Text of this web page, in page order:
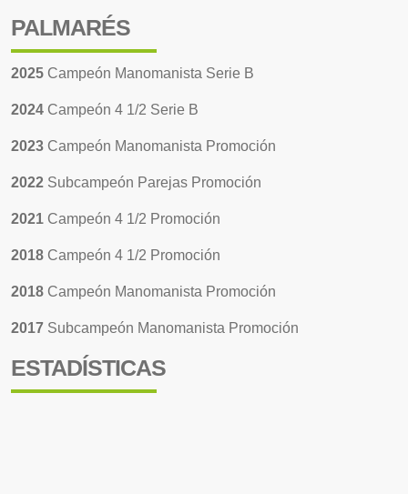
PALMARÉS
2025 Campeón Manomanista Serie B
2024 Campeón 4 1/2 Serie B
2023 Campeón Manomanista Promoción
2022 Subcampeón Parejas Promoción
2021 Campeón 4 1/2 Promoción
2018 Campeón 4 1/2 Promoción
2018 Campeón Manomanista Promoción
2017 Subcampeón Manomanista Promoción
ESTADÍSTICAS